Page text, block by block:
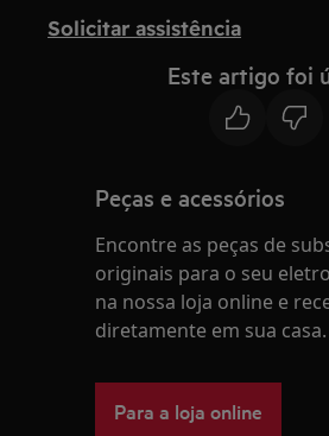
Solicitar assistência
Este artigo foi
Peças e acessórios
Encontre as peças de
originais para o seu
na nossa loja online e
diretamente em sua casa.
Para a loja online